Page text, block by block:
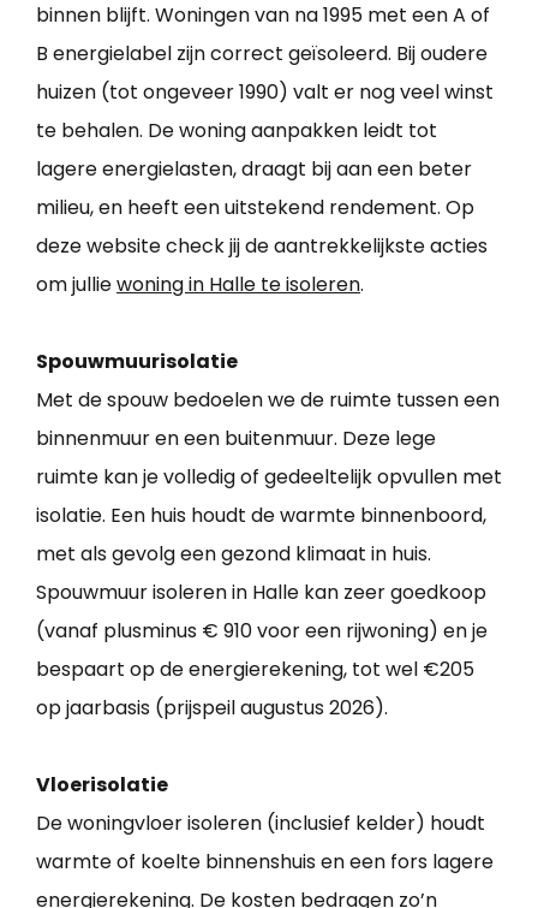
binnen blijft. Woningen van na 1995 met een A of
B energielabel zijn correct geïsoleerd. Bij oudere
huizen (tot ongeveer 1990) valt er nog veel winst
te behalen. De woning aanpakken leidt tot
lagere energielasten, draagt bij aan een beter
milieu, en heeft een uitstekend rendement. Op
deze website check jij de aantrekkelijkste acties
om julliewoning in Halle te isoleren.
Spouwmuurisolatie
Met de spouw bedoelen we de ruimte tussen een
binnenmuur en een buitenmuur. Deze lege
ruimte kan je volledig of gedeeltelijk opvullen met
isolatie. Een huis houdt de warmte binnenboord,
met als gevolg een gezond klimaat in huis.
Spouwmuur isoleren in Halle kan zeer goedkoop
(vanaf plusminus € 910 voor een rijwoning) en je
bespaart op de energierekening, tot wel €205
op jaarbasis (prijspeil augustus 2026).
Vloerisolatie
De woningvloer isoleren (inclusief kelder) houdt
warmte of koelte binnenshuis en een fors lagere
energierekening. De kosten bedragen zo’n